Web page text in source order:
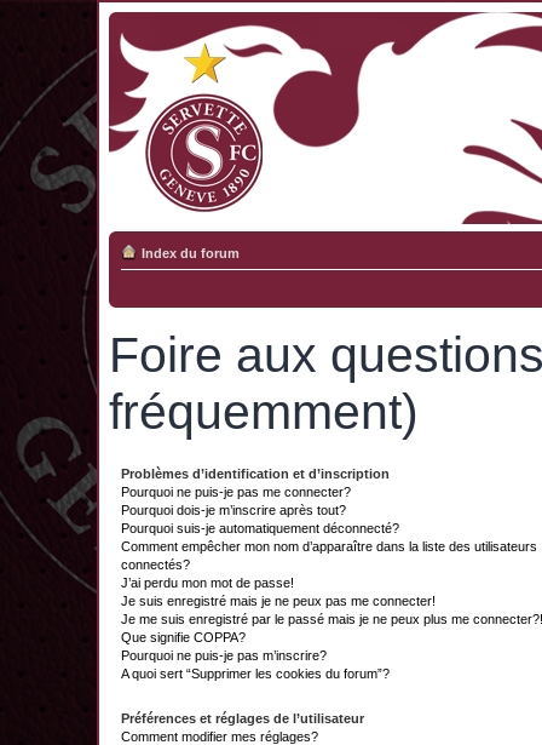
Index du forum
Foire aux
fréquemment)
Problèmes d’identification et d’inscription
Pourquoi ne puis-je pas me connecter?
Pourquoi dois-je m’inscrire après tout?
Pourquoi suis-je automatiquement déconnecté?
Comment empêcher mon nom d’apparaître dans la liste des utilisateurs
connectés?
J’ai perdu mon mot de passe!
Je suis enregistré mais je ne peux pas me connecter!
Je me suis enregistré par le passé mais je ne peux plus me connecter?!
Que signifie COPPA?
Pourquoi ne puis-je pas m’inscrire?
A quoi sert “Supprimer les cookies du forum”?
Préférences et réglages de l’utilisateur
Comment modifier mes réglages?